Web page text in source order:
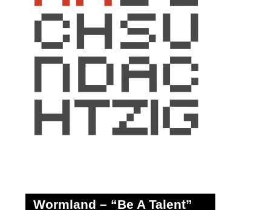
Wormland – “Be A Talent”